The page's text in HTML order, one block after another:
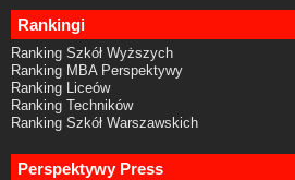
Rankingi
Ranking Szkół Wyższych
Ranking MBA Perspektywy
Ranking Liceów
Ranking Techników
Ranking Szkół Warszawskich
Perspektywy Press